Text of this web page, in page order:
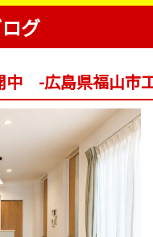
グ
中 -広島県福山市